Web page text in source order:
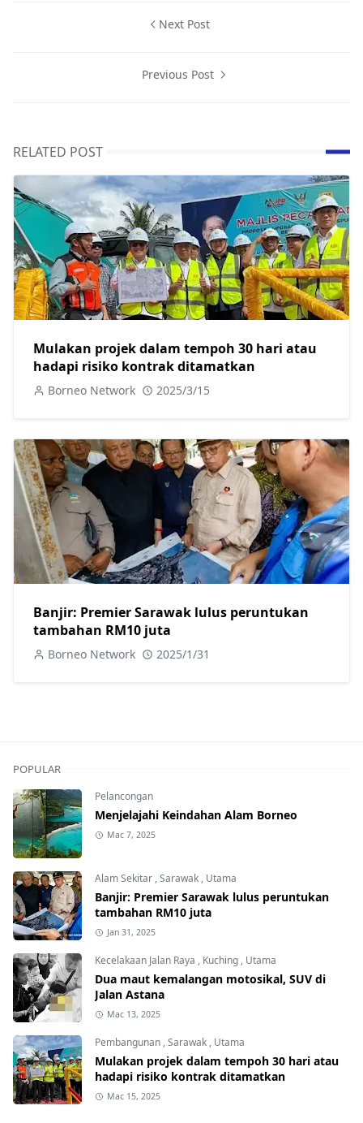
Next Post
Previous Post
RELATED POST
Mulakan projek dalam tempoh 30 hari atau
hadapi risiko kontrak ditamatkan
Borneo Network 2025/3/15
Banjir: Premier Sarawak lulus peruntukan
tambahan RM10 juta
Borneo Network 2025/1/31
POPULAR
Pelancongan
Menjelajahi Keindahan Alam Borneo
Mac 7, 2025
Alam Sekitar ,Sarawak , Utama
Banjir: Premier Sarawak lulus peruntukan
tambahan RM10 juta
Jan 31, 2025
Kecelakaan Jalan Raya , Kuching , Utama
Dua maut kemalangan motosikal, SUV di
Jalan Astana
Mac 13, 2025
Pembangunan ,Sarawak , Utama
Mulakan projek dalam tempoh 30 hari atau
hadapi risiko kontrak ditamatkan
Mac 15, 2025